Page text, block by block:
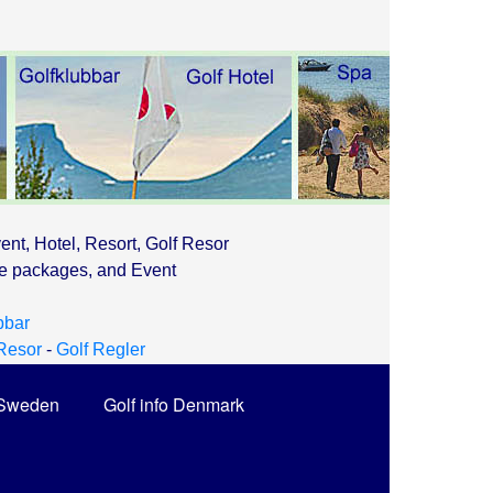
Hotel, Resort, Golf Resor
packages, and Event
- Golf Regler
Golf info Denmark